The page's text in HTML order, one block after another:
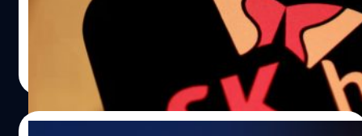
กดลงตะกร้าทันที และการมองหาที่พึ่งทางใจที่เข้าถึงง่าย นั่นก็
คือการใช้งาน AI 80% คือตัวเลขความพร้อม และ 'การดูดวง'
คือคำตอบ ประเทศไทยมีความพร้อมในการเปิดรับเทคโนโลยี
AI สูงถึงเกือบ…
โลก และหนึ่งในผู้ที่กุมความได้เปรียบในสมรภูมินี้ก็คือ SK
Hynix บริษัทยักษ์ใหญ่จากเกาหลีใต้ ซึ่งปัจจุบันก้าวขึ้นเป็นซัป
พลายเออร์หลักที่คอยป้อนชิป HBM ให้กับผู้นำด้านเทคโนโลยี
อย่าง NVIDIA และ Google ซึ่งความต้องการชิปที่เพิ่มขึ้นอย่าง
มหาศาลส่งผลให้ SK Hynix เติบโตอย่างก้าวกระโดดแบบฉุด
ไม่อยู่ ราคาหุ้นของบริษัทพุ่งทะยานไปแล้วกว่า 270% ในปี
2026 ดันมูลค่าบริษัททะลุ 1.2 ล้านล้านเหรียญสหรัฐฯ จน
อมลวรรณ ศรัทธานนท์